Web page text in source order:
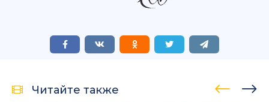
Читайте также